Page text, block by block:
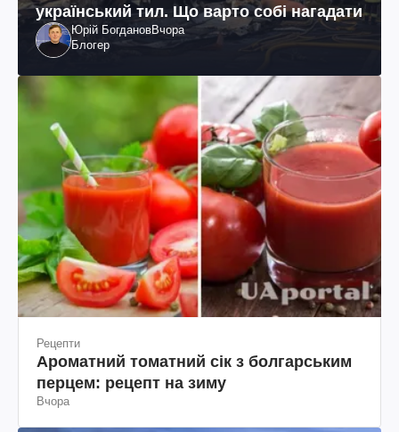
український тил. Що варто собі нагадати
Юрій БогдановВчора
Блогер
Рецепти
Ароматний томатний сік з болгарським
перцем: рецепт на зиму
Вчора